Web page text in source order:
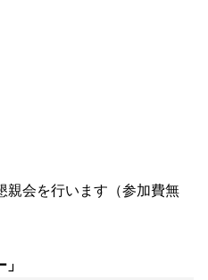
親会を行います（参加費無